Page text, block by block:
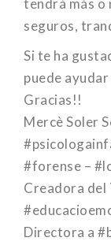
tendrá más o
seguros,
Si te ha
puede
Gracias!!
Mercè Soler
#forense –
Creadora del
Directora a